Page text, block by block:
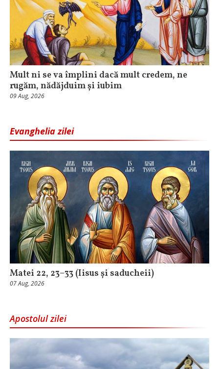
Mult ni se va împlini dacă mult credem, ne
rugăm, nădăjduim și iubim
09 Aug, 2026
Evanghelia zilei
Matei 22, 23–33 (Iisus și saducheii)
07 Aug, 2026
Apostolul zilei